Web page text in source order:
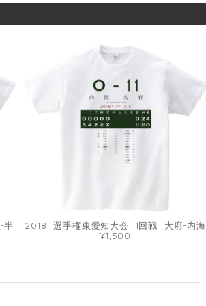
半
2018_選手権東愛知大会_1回戦_大府-内海
¥1,500